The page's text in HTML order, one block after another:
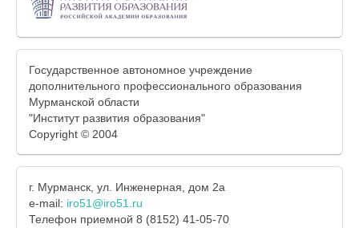
Государственное автономное учреждение
дополнительного профессионального образования
Мурманской области
"Институт развития образования"
Copyright © 2004
г. Мурманск, ул. Инженерная, дом 2а
e-mail: iro51@iro51.ru
Телефон приемной 8 (8152) 41-05-70